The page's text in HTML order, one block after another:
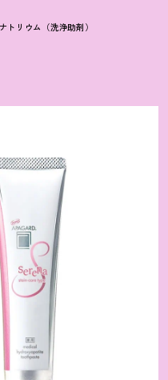
トリウム（洗浄助剤）